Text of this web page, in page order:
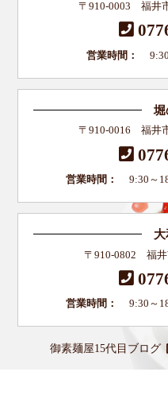
〒910-0003 福井
営業時間：
堀
〒910-0016 福井
営業時間： 9:30～
〒910-0802 福井
営業時間： 9:30～
御素麺屋15代目ブログ